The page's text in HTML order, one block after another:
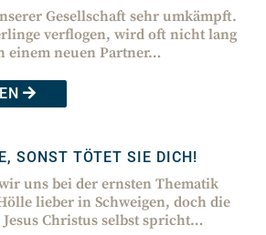
Gesellschaft sehr umkämpft.
verflogen, wird oft nicht lang
einem neuen Partner…
SONST TÖTET SIE DICH!
uns bei der ernsten Thematik
lieber in Schweigen, doch die
Christus selbst spricht…